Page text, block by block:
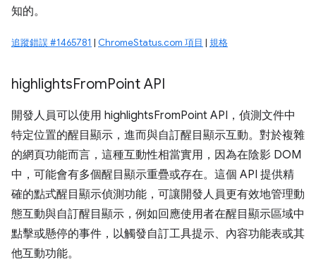
知的。
追蹤錯誤 #1465781 | ChromeStatus.com 項目 | 規格
highlightsFromPoint API
開發人員可以使用 highlightsFromPoint API，偵測文件中
特定位置的醒目顯示，進而與自訂醒目顯示互動。對於複雜
的網頁功能而言，這種互動性相當實用，因為在陰影 DOM
中，可能會有多個醒目顯示重疊或存在。這個 API 提供精
確的點式醒目顯示偵測功能，可讓開發人員更有效地管理動
態互動與自訂醒目顯示，例如回應使用者在醒目顯示區域中
點擊或懸停的事件，以觸發自訂工具提示、內容功能表或其
他互動功能。